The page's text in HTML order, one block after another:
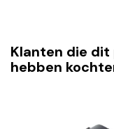
Klanten die
hebben